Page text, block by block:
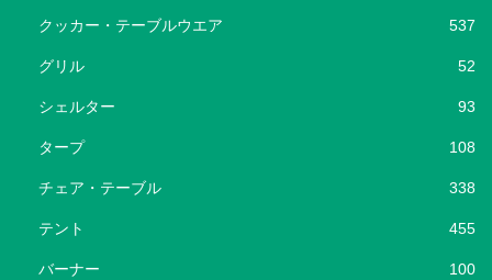
クッカー・テーブルウエア 537
グリル 52
シェルター 93
タープ 108
チェア・テーブル 338
テント 455
バーナー 100